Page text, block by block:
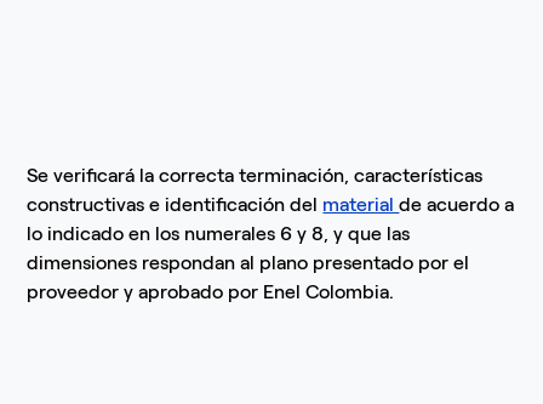
Se verificará la correcta terminación, características
constructivas e identificación del materialde acuerdo a
lo indicado en los numerales 6 y 8, y que las
dimensiones respondan al plano presentado por el
proveedor y aprobado por Enel Colombia.